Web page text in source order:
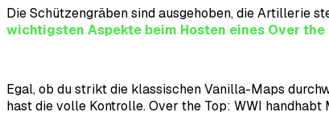
Die Schützengräben sind ausgehoben, die Artillerie
wichtigsten Aspekte beim Hosten eines Over the
Egal, ob du strikt die klassischen Vanilla-Maps
hast die volle Kontrolle.Over the Top: WWI handhabt